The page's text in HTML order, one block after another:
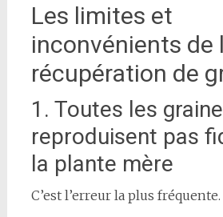
Les limites et
inconvénients de
récupération de
1. Toutes les
reproduisent pas
la plante mère
C’est l’erreur la plus fréquente.